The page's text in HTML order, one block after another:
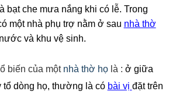
bạt che mưa nắng khi có lễ. Trong
một nhà phụ trợ nằm ở sau nhà thờ
và khu vệ sinh.
biến của một nhà thờ họlà : ở giữa
tổ dòng họ, thường là có bài vị đặt trên